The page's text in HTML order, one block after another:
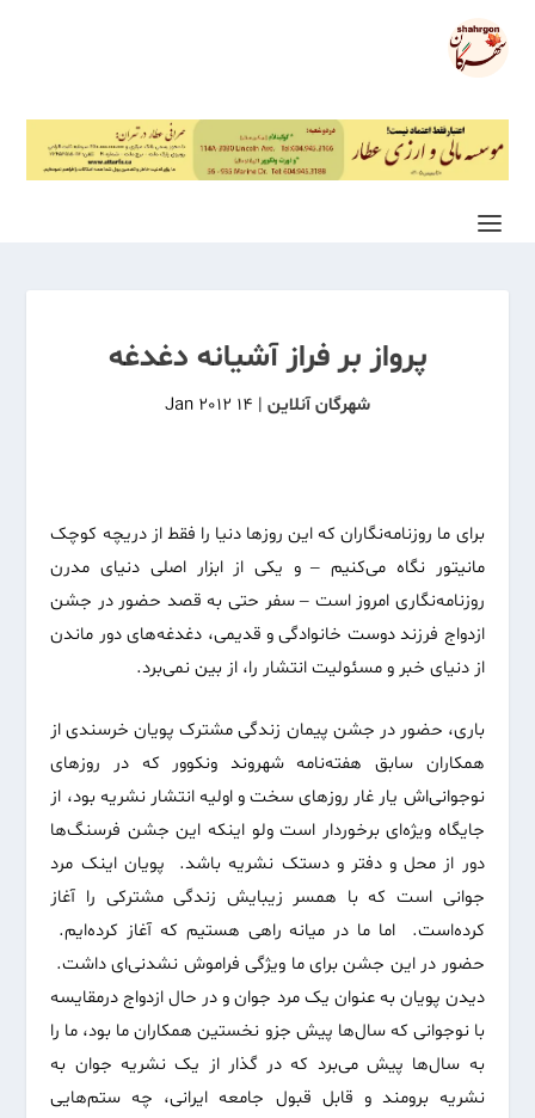
پرواز بر فراز آشیانه دغدغه
شهرگان آنلاین |
14 Jan 2012
برای ما روزنامه‌نگاران که این روزها دنیا را فقط از دریچه کوچک
مانیتور نگاه می‌کنیم – و یکی از ابزار اصلی دنیای مدرن
روزنامه‌نگاری امروز است – سفر حتی به قصد حضور در جشن
ازدواج فرزند دوست خانوادگی و قدیمی، دغدغه‌‌های دور ماندن
از دنیای خبر و مسئولیت انتشار را، از بین نمی‌برد.
باری، حضور در جشن پیمان زندگی مشترک پویان خرسندی از
همکاران سابق هفته‌نامه شهروند ونکوور که در روزهای
نوجوانی‌اش یار غار روزهای سخت و اولیه انتشار نشریه بود، از
جایگاه ویژه‌ای برخوردار است ولو اینکه این جشن فرسنگ‌ها
دور از محل و دفتر و دستک نشریه باشد. پویان اینک مرد
جوانی است که با همسر زیبایش زندگی مشترکی را آغاز
کرده‌است. اما ما در میانه راهی هستیم که آغاز کرده‌ایم.
حضور در این جشن برای ما ویژ‌گی فراموش نشدنی‌ای داشت.
دیدن پویان به عنوان یک مرد جوان و در حال ازدواج درمقایسه
با نوجوانی که سال‌ها پیش جزو نخستین همکاران ما بود، ما را
به سال‌ها پیش می‌برد که در گذار از یک نشریه جوان به
نشریه برومند و قابل قبول جامعه ایرانی، چه ستم‌هایی